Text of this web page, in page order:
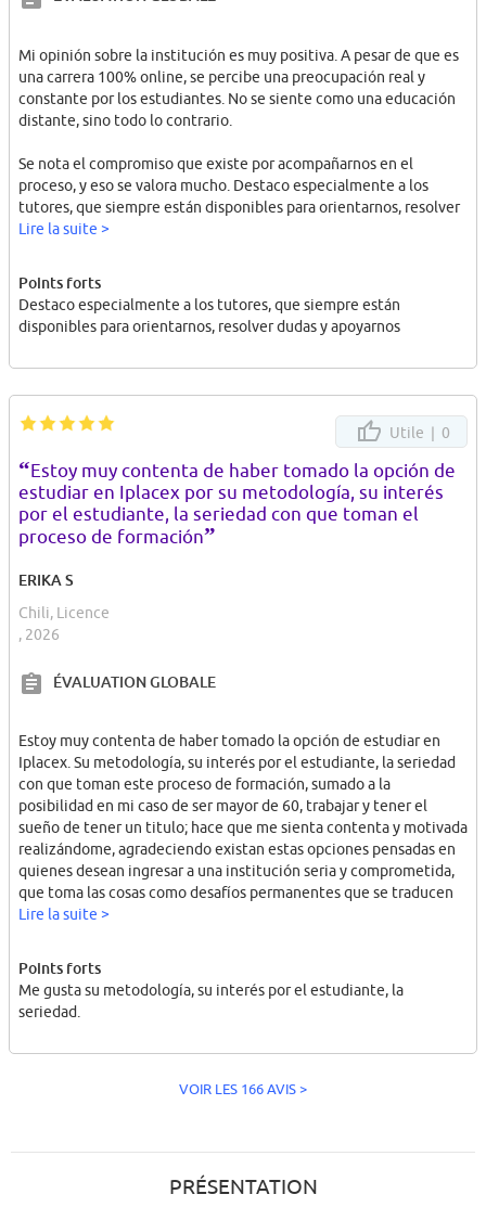
Mi opinión sobre la institución es muy positiva. A pesar de que es
una carrera 100% online, se percibe una preocupación real y
constante por los estudiantes. No se siente como una educación
distante, sino todo lo contrario.
Se nota el compromiso que existe por acompañarnos en el
proceso, y eso se valora mucho. Destaco especialmente a los
tutores, que siempre están disponibles para orientarnos, resolver
dudas y apoyarnos cuando lo necesitamos. Esa cercanía, incluso a
carrera.
Lire la suite >
Points forts
Destaco especialmente a los tutores, que siempre están
disponibles para orientarnos, resolver dudas y apoyarnos
Utile | 0
“Estoy muy contenta de haber tomado la opción de
estudiar en Iplacex por su metodología, su interés
por el estudiante, la seriedad con que toman el
proceso de formación”
ERIKA S
Chili, Licence
, 2026
ÉVALUATION GLOBALE
Estoy muy contenta de haber tomado la opción de estudiar en
Iplacex. Su metodología, su interés por el estudiante, la seriedad
con que toman este proceso de formación, sumado a la
posibilidad en mi caso de ser mayor de 60, trabajar y tener el
sueño de tener un titulo; hace que me sienta contenta y motivada
realizándome, agradeciendo existan estas opciones pensadas en
quienes desean ingresar a una institución seria y comprometida,
que toma las cosas como desafíos permanentes que se traducen
en solo beneficios y educación de calidad para quienes somos sus
Lire la suite >
Points forts
Me gusta su metodología, su interés por el estudiante, la
seriedad.
VOIR LES 166 AVIS >
PRÉSENTATION